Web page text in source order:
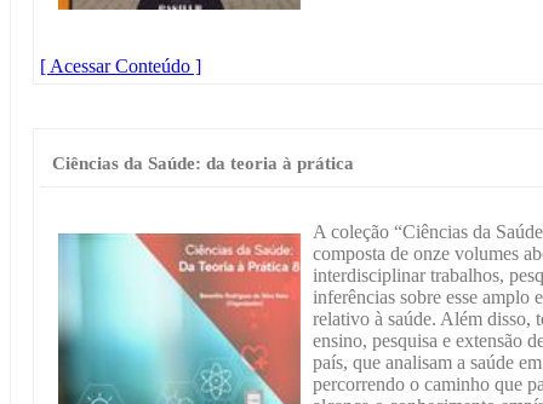
[ Acessar Conteúdo ]
Ciências da Saúde: da teoria à prática
A coleção “Ciências da
composta de onze volumes
interdisciplinar trabalhos,
inferências sobre esse amplo
relativo à saúde. Além disso,
ensino, pesquisa e extensão
país, que analisam a saúde
percorrendo o caminho que